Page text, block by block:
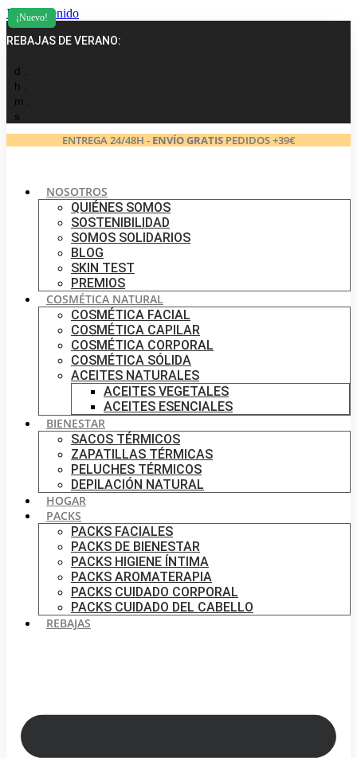
Ir al contenido
REBAJAS DE VERANO:
d :
h :
m :
s
ENTREGA 24/48H - ENVÍO GRATISPEDIDOS +39€
NOSOTROS
QUIÉNES SOMOS
SOSTENIBILIDAD
SOMOS SOLIDARIOS
BLOG
SKIN TEST
PREMIOS
COSMÉTICA NATURAL
COSMÉTICA FACIAL
COSMÉTICA CAPILAR
COSMÉTICA CORPORAL
COSMÉTICA SÓLIDA
ACEITES NATURALES
ACEITES VEGETALES
ACEITES ESENCIALES
BIENESTAR
SACOS TÉRMICOS
ZAPATILLAS TÉRMICAS
PELUCHES TÉRMICOS
DEPILACIÓN NATURAL
HOGAR
PACKS
PACKS FACIALES
PACKS DE BIENESTAR
PACKS HIGIENE ÍNTIMA
PACKS AROMATERAPIA
PACKS CUIDADO CORPORAL
PACKS CUIDADO DEL CABELLO
REBAJAS
¡Nuevo!